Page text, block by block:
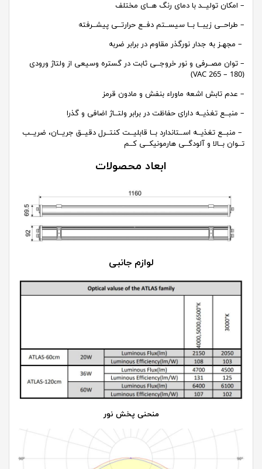
– امکان تولیــد با دمای رنگ هــای مختلف
– طراحــی زیبــا بــا سیســتم دفــع حرارتــی پیشــرفته
– مجهـز به جدار نورگذر مقاوم در برابر ضربه
– توان مصــرفی و نور خروجــی ثابت در گستره وسیعی از ولتاژ ورودی
(180 – 265 VAC)
– عدم تابش اشعه ماوراء بنفش و مادون قرمز
– منبــع تغذیــه دارای حفاظت در برابر ولتــاژ اضافی و گذرا
– منبــع تغذیــه اســتاندارد بــا قابلیــت کنتــرل دقیــق جریــان، ضریــب
تــوان بــالا و آلودگــی هارمونیکــی کــم
ابعاد محصولات
لوازم جانبی
منحنی پخش نور